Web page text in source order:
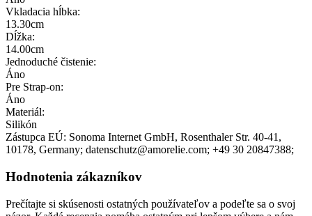
Vkladacia hĺbka:
13.30cm
Dĺžka:
14.00cm
Jednoduché čistenie:
Áno
Pre Strap-on:
Áno
Materiál:
Silikón
Zástupca EÚ: Sonoma Internet GmbH, Rosenthaler Str. 40-41 ,
10178, Germany; datenschutz@amorelie.com; +49 30 20847388;
Hodnotenia zákazníkov
Prečítajte si skúsenosti ostatných používateľov a podeľte sa o svoj